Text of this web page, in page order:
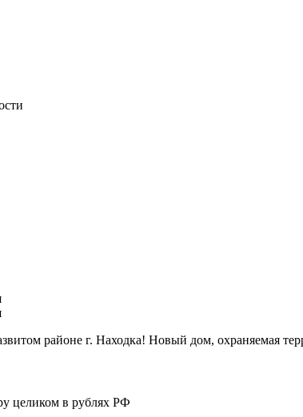
районе г. Находка! Новый дом, охраняемая
целиком в рублях РФ